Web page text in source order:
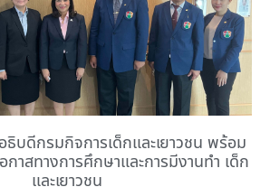
บดีกรมกิจการเด็กและเยาวชน พร้อม
กาสทางการศึกษาและการมีงานทำ เด็ก
และเยาวชน